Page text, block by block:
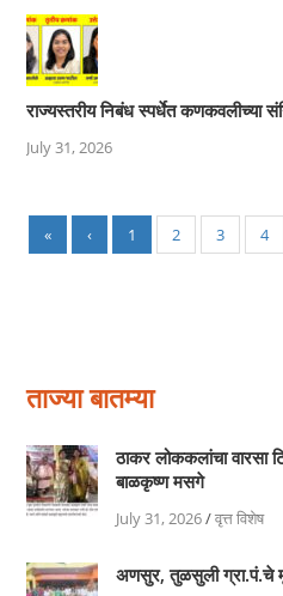
राज्यस्तरीय निबंध स्पर्धेत कणकवलीच्या
July 31, 2026
« ‹ 1 2 3 4
ताज्या बातम्या
ठाकर लोककलांचा वारसा
बाळकृष्ण मसगे
July 31, 2026/वृत्त विशेष
अणसुर, तुळसुली ग्रा.पं.चे